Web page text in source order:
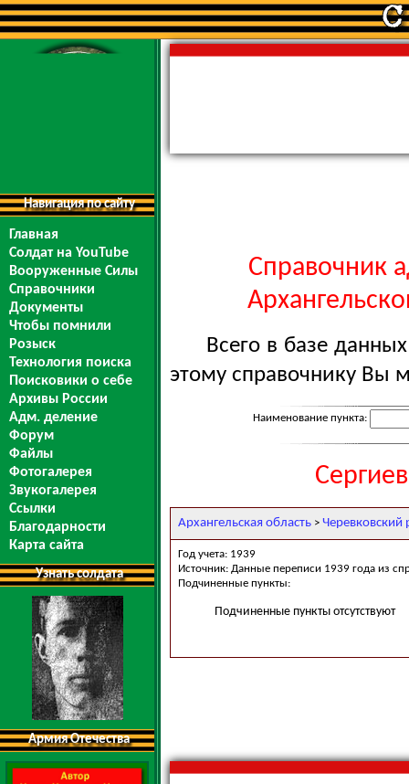
Навигация по сайту
Главная
Солдат на YouTube
Вооруженные Силы
Справочники
Документы
Чтобы помнили
Розыск
Технология поиска
Поисковики о себе
Архивы России
Адм. деление
Форум
Файлы
Фотогалерея
Звукогалерея
Ссылки
Благодарности
Карта сайта
Узнать солдата
Армия Отечества
Справочник
Всего в базе
этому справочнику Вы
Наименование пункта:
Архангельская область > Черевковский
Год учета: 1939
Источник: Данные переписи 1939 года из
Подчиненные пункты:
Подчиненные пункты отсутствуют